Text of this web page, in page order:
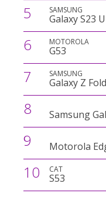
5 SAMSUNG
Galaxy S23
6 MOTOROLA
G53
7 SAMSUNG
Galaxy Z
8 Samsung
9 Motorola
10 CAT
S53